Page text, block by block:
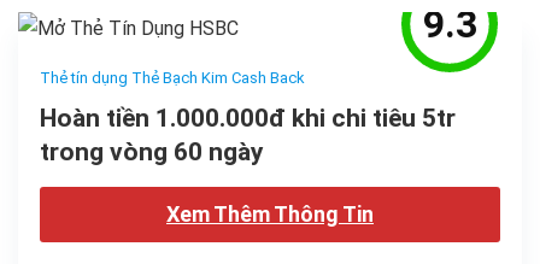
9.3
Thẻ tín dụng Thẻ Bạch Kim Cash Back
Hoàn tiền 1.000.000đ khi chi tiêu 5tr
trong vòng 60 ngày
Xem Thêm Thông Tin